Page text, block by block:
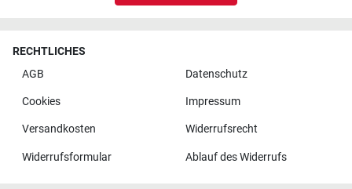
RECHTLICHES
AGB
Datenschutz
Cookies Impressum
Versandkosten Widerrufsrecht
Widerrufsformular Ablauf des Widerrufs